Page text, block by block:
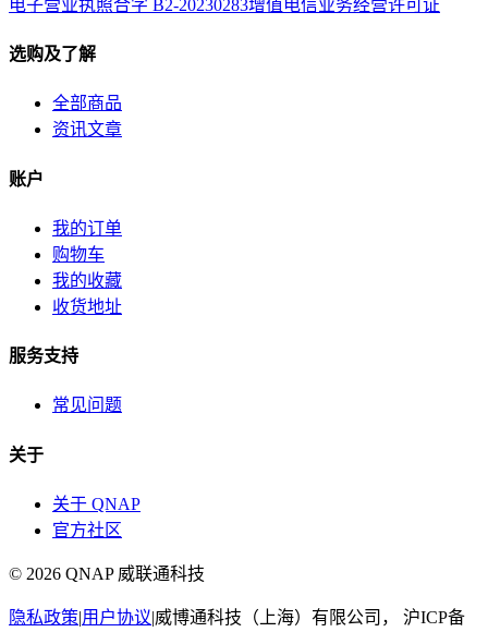
电子营业执照合字 B2-20230283增值电信业务经营许可证
选购及了解
全部商品
资讯文章
账户
我的订单
购物车
我的收藏
收货地址
服务支持
常见问题
关于
关于 QNAP
官方社区
© 2026 QNAP 威联通科技
隐私政策|用户协议|威博通科技（上海）有限公司， 沪ICP备